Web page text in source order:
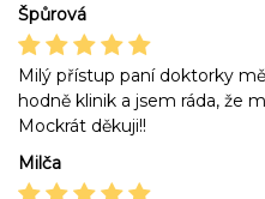
Špůrová
Milý přístup paní doktorky
hodně klinik a jsem ráda, že
Mockrát děkuji!!
Milča